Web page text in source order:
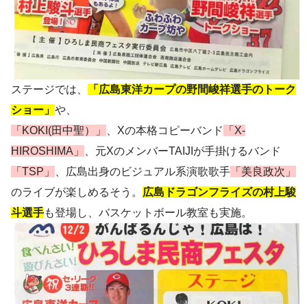
ステージでは、
「広島東洋カープの野間峻祥選手のトーク
ショー」 や、
「KOKI(田中聖）」
、Xの本格コピーバンド
「X-
HIROSHIMA」
、元XのメンバーTAIJIが手掛けるバンド
「TSP」
、広島出身のビジュアル系演歌歌手 「美良政次」
のライブが楽しめるそう。 広島ドラゴンフライズの村上駿
斗選手も登場し、バスケットボール教室も実施。